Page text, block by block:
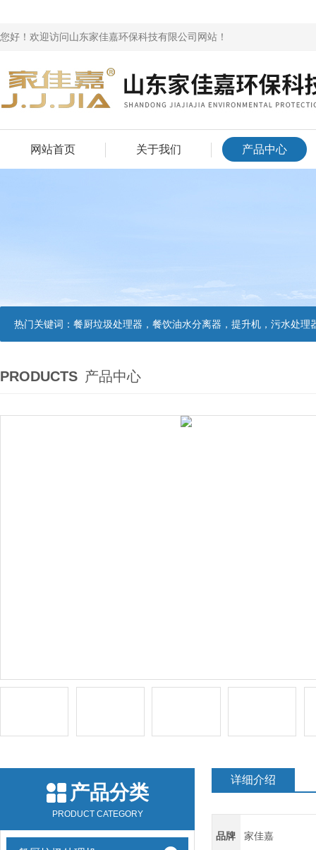
您好！欢迎访问山东家佳嘉环保科技有限公司网站！
网站首页 关于我们 产品中心
热门关键词： 餐厨垃圾处理器，餐饮油水分离器，提升机，污水处理
PRODUCTS 产品中心
产品分类
PRODUCT CATEGORY
详细介绍
品牌 家佳嘉